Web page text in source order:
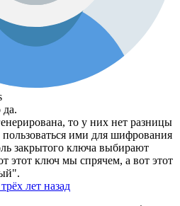
да.
то у них нет разницы
ими для шифрования
закрытого ключа выбирают
этот ключ мы спрячем, а вот этот
лет назад